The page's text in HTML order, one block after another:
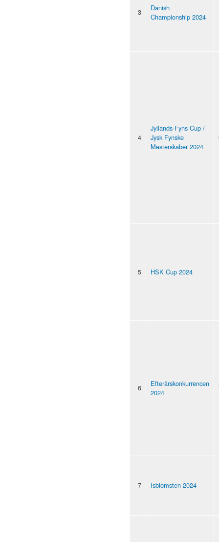
3
Danish
Championship 2024
4
Jyllands-Fyns Cup /
Jysk Fynske
Mesterskaber 2024
5 HSK Cup 2024
6
Efterårskonkurrencen
2024
7 Isblomsten 2024